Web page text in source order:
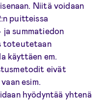
Niitä voidaan
puitteissa
ja summatiedon
toteutetaan
käyttäen em.
eivät
esim.
hyödyntää yhtenä